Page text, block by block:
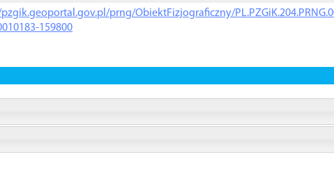
prng/ObiektFizjograficzny/
159800